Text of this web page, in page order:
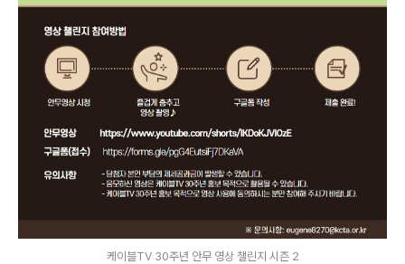
케이블TV 30주년 안무 영상 챌린지 시즌 2